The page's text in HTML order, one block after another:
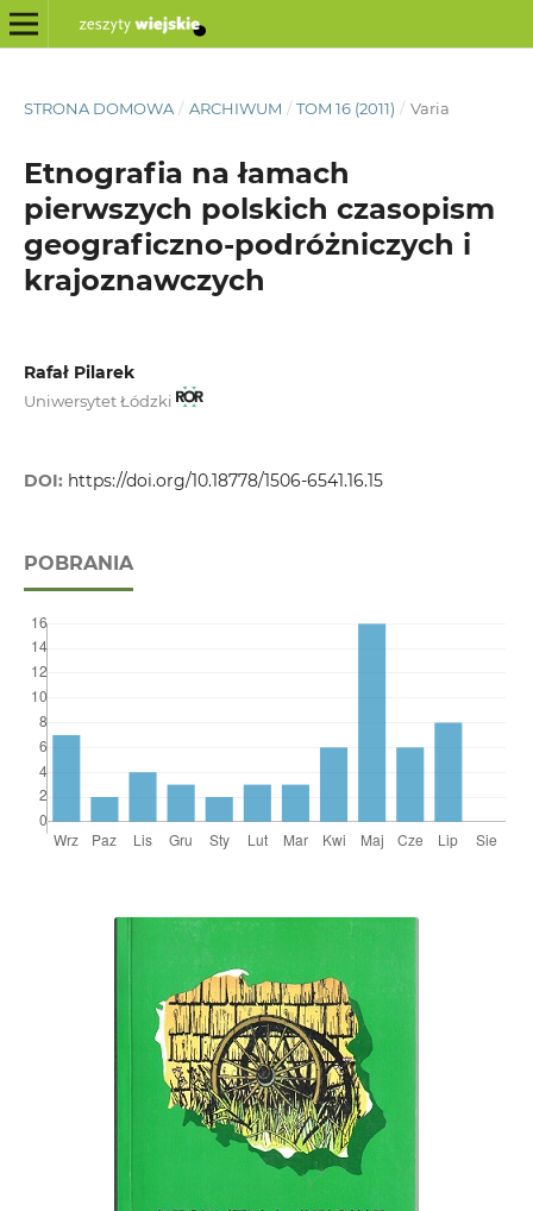
STRONA DOMOWA / ARCHIWUM / TOM 16 (2011) / Varia
Etnografia na łamach
pierwszych polskich czasopism
geograficzno-podróżniczych i
krajoznawczych
Rafał Pilarek
Uniwersytet Łódzki
DOI: https://doi.org/10.18778/1506-6541.16.15
POBRANIA